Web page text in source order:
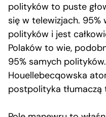
polityków to puste
się w telewizjach.
polityków i jest
Polaków to wie,
95% samych
Houellebecqowska
postpolityka